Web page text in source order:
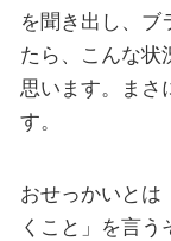
を聞き出し、ブ
たら、こんな状
思います。まさ
す。
おせっかいとは
くこと」を言う